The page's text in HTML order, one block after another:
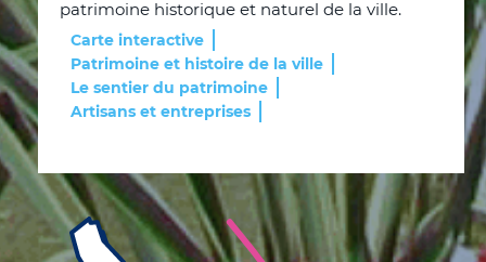
patrimoine historique et naturel de la ville.
Carte interactive
Patrimoine et histoire de la ville
Le sentier du patrimoine
Artisans et entreprises